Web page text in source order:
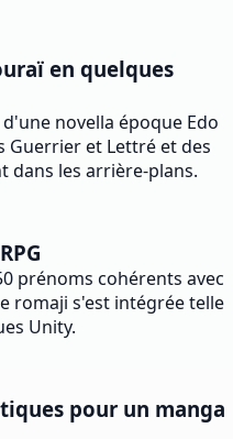
en quelques
novella époque Edo
Guerrier et Lettré et des
dans les arrière-plans.
prénoms cohérents avec
romaji s'est intégrée telle
Unity.
pour un manga